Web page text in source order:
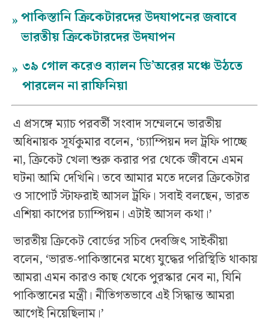
»পাকিস্তানি ক্রিকেটারদের উদযাপনের জবাবে
ভারতীয় ক্রিকেটারদের উদযাপন
» ৩৯ গোল করেও ব্যালন ডি’অরের মঞ্চে উঠতে
পারলেন না রাফিনিয়া
এ প্রসঙ্গে ম্যাচ পরবর্তী সংবাদ সম্মেলনে ভারতীয়
অধিনায়ক সূর্যকুমার বলেন, ‘চ্যাম্পিয়ন দল ট্রফি পাচ্ছে
না, ক্রিকেট খেলা শুরু করার পর থেকে জীবনে এমন
ঘটনা আমি দেখিনি। তবে আমার মতে দলের ক্রিকেটার
ও সাপোর্ট স্টাফরাই আসল ট্রফি। সবাই বলছেন, ভারত
এশিয়া কাপের চ্যাম্পিয়ন। এটাই আসল কথা।’
ভারতীয় ক্রিকেট বোর্ডের সচিব দেবজিৎ সাইকীয়া
বলেন, ‘ভারত-পাকিস্তানের মধ্যে যুদ্ধের পরিস্থিতি থাকায়
আমরা এমন কারও কাছ থেকে পুরস্কার নেব না, যিনি
পাকিস্তানের মন্ত্রী। নীতিগতভাবে এই সিদ্ধান্ত আমরা
আগেই নিয়েছিলাম।’